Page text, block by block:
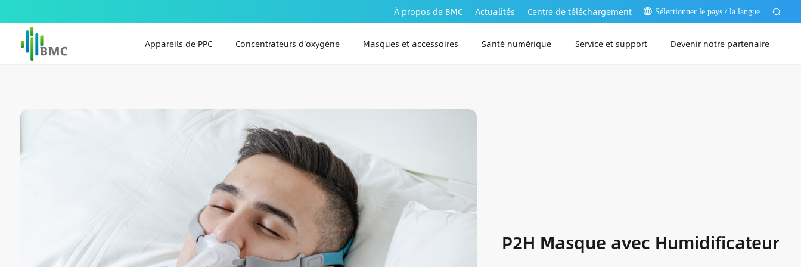
À propos de BMC Actualités Centre de téléchargement Sélectionner le pays / la langue
Appareils de PPC Concentrateurs d’oxygène Masques et accessoires Santé numérique Service et support Devenir notre partenaire
P2H Masque avec Humidificateur